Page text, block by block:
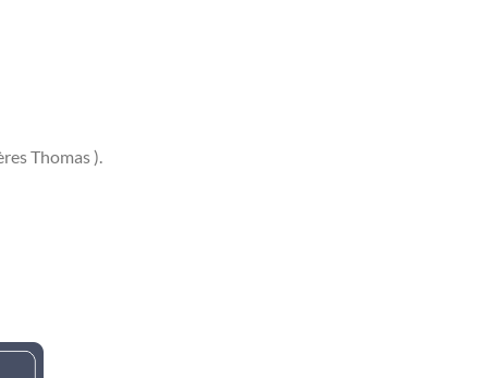
Thomas ).